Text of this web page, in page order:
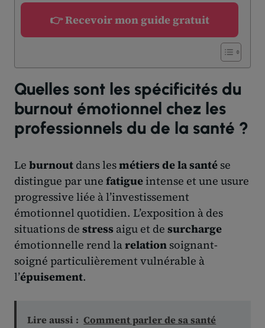
👉 Recevoir mon guide gratuit
Quelles sont les spécificités du
burnout émotionnel chez les
professionnels du de la santé ?
Le burnout dans lesmétiers de la santé se
distingue par une fatigueintense et une usure
progressive liée à l’investissement
émotionnel quotidien. L’exposition à des
situations de stress aigu et de surcharge
émotionnelle rend larelation soignant-
soigné particulièrement vulnérable à
l’épuisement.
Lire aussi : Comment parler de sa santé